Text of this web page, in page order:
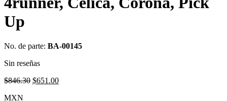
Up
No. de parte: BA-00145
Sin reseñas
$846.30 Original
$651.00Current
MXN